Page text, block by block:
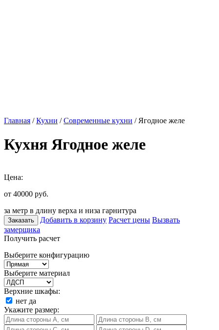
Главная /Кухни /Современные кухни / Ягодное желе
Кухня Ягодное желе
Цена:
от 40000 руб.
за метр в длину верха и низа гарнитура
Заказать Добавить в корзину Расчет цены Вызвать
замерщика
Получить расчет
Выберите конфигурацию
Выберите материал
Верхние шкафы:
нет да
Укажите размер: